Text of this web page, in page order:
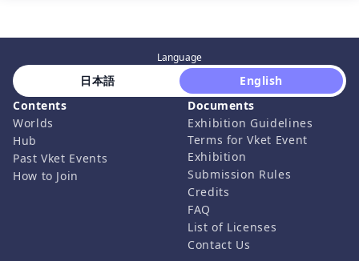
Language
日本語
English
Contents
Worlds
Hub
Past Vket Events
How to Join
Documents
Exhibition Guidelines
Terms for Vket Event
Exhibition
Submission Rules
Credits
FAQ
List of Licenses
Contact Us